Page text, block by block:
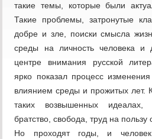
такие темы, которые были
Такие проблемы, затронутые
добре и зле, поиски смысла
среды на личность человека и
центре внимания русской
ярко показал процесс
влиянием среды и прожитых лет.
таких возвышенных идеалах,
братство, свобода, труд на пользу
Но проходят годы, и человек